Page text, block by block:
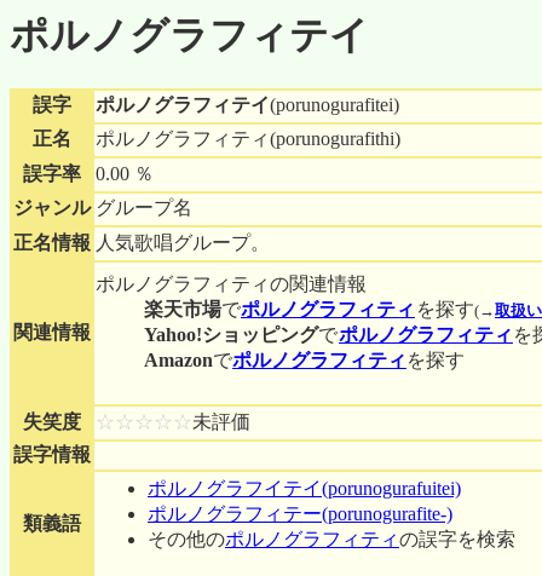
ポルノグラフィテイ
誤字 ポルノグラフィテイ(porunogurafitei)
正名
ポルノグラフィティ(porunogurafithi)
誤字率
0.00 ％
ジャンル グループ名
正名情報 人気歌唱グループ。
関連情報
ポルノグラフィティの関連情報
楽天市場でポルノグラフィティ を探す(→取扱
Yahoo!ショッピングでポルノグラフィティ を
Amazonでポルノグラフィティ を探す
失笑度 ☆☆☆☆☆未評価
誤字情報
類義語
ポルノグラフイテイ(porunogurafuitei)
ポルノグラフィテー(porunogurafite-)
その他のポルノグラフィティの誤字を検索